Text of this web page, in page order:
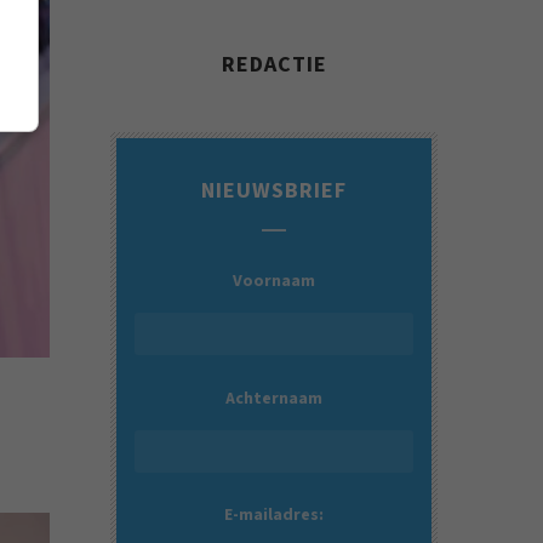
REDACTIE
NIEUWSBRIEF
Voornaam
Achternaam
E-mailadres: